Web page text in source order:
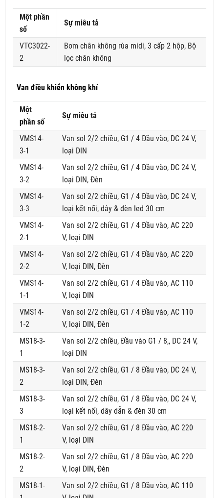
Một phần
số
Sự miêu tả
VTC3022-
2
Bơm chân không rùa midi, 3 cấp 2 hộp, Bộ
lọc chân không
Van điều khiển không khí
Một
phần số
Sự miêu tả
VMS14-
3-1
Van sol 2/2 chiều, G1 / 4 Đầu vào, DC 24 V,
loại DIN
VMS14-
3-2
Van sol 2/2 chiều, G1 / 4 Đầu vào, DC 24 V,
loại DIN, Đèn
VMS14-
3-3
Van sol 2/2 chiều, G1 / 4 Đầu vào, DC 24 V,
loại kết nối, dây & đèn led 30 cm
VMS14-
2-1
Van sol 2/2 chiều, G1 / 4 Đầu vào, AC 220
V, loại DIN
VMS14-
2-2
Van sol 2/2 chiều, G1 / 4 Đầu vào, AC 220
V, loại DIN, Đèn
VMS14-
1-1
Van sol 2/2 chiều, G1 / 4 Đầu vào, AC 110
V, loại DIN
VMS14-
1-2
Van sol 2/2 chiều, G1 / 4 Đầu vào, AC 110
V, loại DIN, Đèn
MS18-3-
1
Van sol 2/2 chiều, Đầu vào G1 / 8,, DC 24 V,
loại DIN
MS18-3-
2
Van sol 2/2 chiều, G1 / 8 Đầu vào, DC 24 V,
loại DIN, Đèn
MS18-3-
3
Van sol 2/2 chiều, G1 / 8 Đầu vào, DC 24 V,
loại kết nối, dây dẫn & đèn 30 cm
MS18-2-
1
Van sol 2/2 chiều, G1 / 8 Đầu vào, AC 220
V, loại DIN
MS18-2-
2
Van sol 2/2 chiều, G1 / 8 Đầu vào, AC 220
V, loại DIN, Đèn
MS18-1-
Van sol 2/2 chiều, G1 / 8 Đầu vào, AC 110